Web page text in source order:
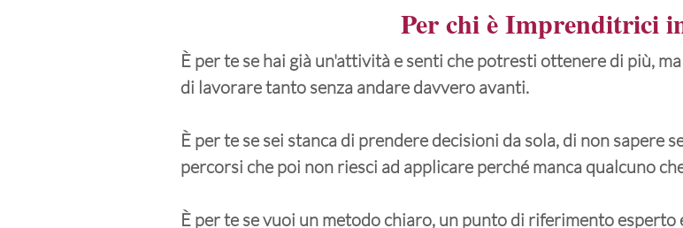
Per chi è Imprenditrici
È per te se hai già un'attività e senti che potresti ottenere di più,
di lavorare tanto senza andare davvero avanti.
È per te se sei stanca di prendere decisioni da sola, di non sapere
percorsi che poi non riesci ad applicare perché manca qualcuno
È per te se vuoi un metodo chiaro, un punto di riferimento esperto